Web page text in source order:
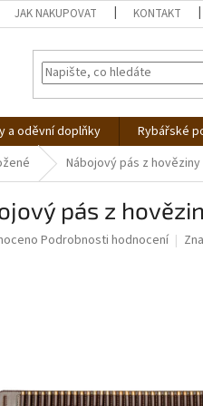
JAK NAKUPOVAT KONTAKT
a oděvní doplňky Rybářské
Nábojový pás z
pás z
Podrobnosti hodnocení